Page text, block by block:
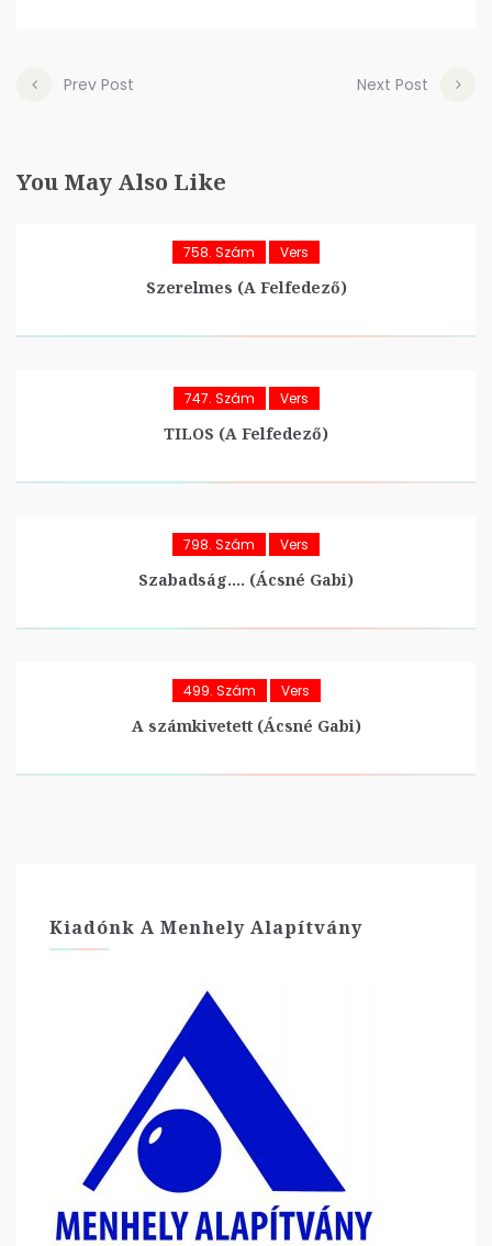
Prev Post Next Post
You May Also Like
758. Szám Vers
Szerelmes (A Felfedező)
747. Szám Vers
TILOS (A Felfedező)
798. Szám Vers
Szabadság…. (Ácsné Gabi)
499. Szám Vers
A számkivetett (Ácsné Gabi)
Kiadónk A Menhely Alapítvány